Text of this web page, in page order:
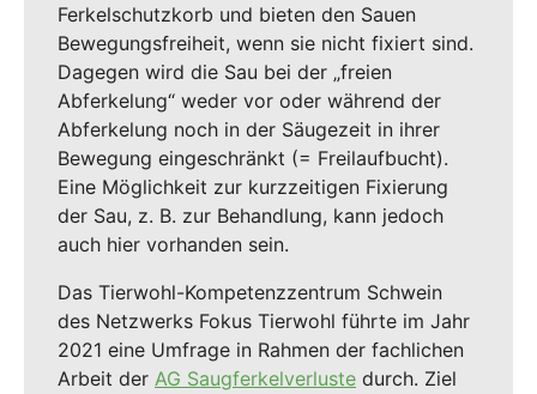
Ferkelschutzkorb und bieten den Sauen
Bewegungsfreiheit, wenn sie nicht fixiert sind.
Dagegen wird die Sau bei der „freien
Abferkelung“ weder vor oder während der
Abferkelung noch in der Säugezeit in ihrer
Bewegung eingeschränkt (= Freilaufbucht).
Eine Möglichkeit zur kurzzeitigen Fixierung
der Sau, z. B. zur Behandlung, kann jedoch
auch hier vorhanden sein.
Das Tierwohl-Kompetenzzentrum Schwein
des Netzwerks Fokus Tierwohl führte im Jahr
2021 eine Umfrage in Rahmen der fachlichen
Arbeit der AG Saugferkelverluste durch. Ziel